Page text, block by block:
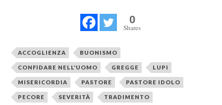
0
Shares
ACCOGLIENZA BUONISMO
CONFIDARE NELL'UOMO GREGGE LUPI
MISERICORDIA PASTORE PASTORE IDOLO
PECORE SEVERITÀ TRADIMENTO